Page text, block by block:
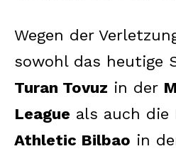
Wegen der
sowohl das heutige
Turan Tovuz in der
League als auch die
Athletic Bilbao in